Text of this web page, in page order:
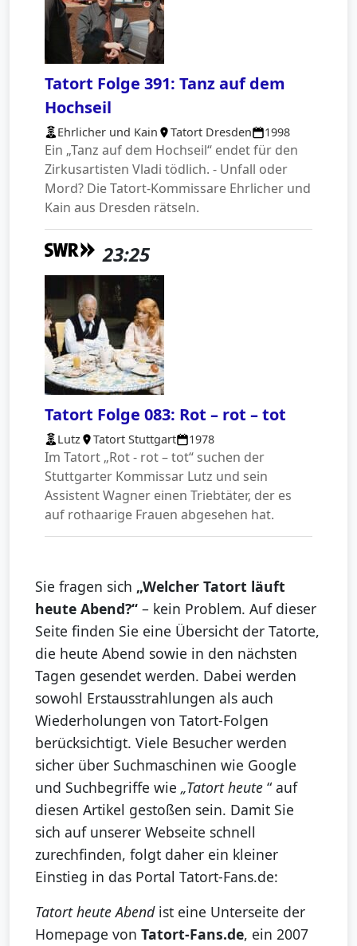
Tatort Folge 391: Tanz auf dem
Hochseil
Ehrlicher und Kain Tatort Dresden 1998
Ein „Tanz auf dem Hochseil“ endet für den
Zirkusartisten Vladi tödlich. - Unfall oder
Mord? Die Tatort-Kommissare Ehrlicher und
Kain aus Dresden rätseln.
23:25
Tatort Folge 083: Rot – rot – tot
Lutz Tatort Stuttgart 1978
Im Tatort „Rot - rot – tot“ suchen der
Stuttgarter Kommissar Lutz und sein
Assistent Wagner einen Triebtäter, der es
auf rothaarige Frauen abgesehen hat.
Sie fragen sich „Welcher Tatort läuft
heute Abend?“ – kein Problem. Auf dieser
Seite finden Sie eine Übersicht der Tatorte,
die heute Abend sowie in den nächsten
Tagen gesendet werden. Dabei werden
sowohl Erstausstrahlungen als auch
Wiederholungen von Tatort-Folgen
berücksichtigt. Viele Besucher werden
sicher über Suchmaschinen wie Google
und Suchbegriffe wie „Tatort heute “ auf
diesen Artikel gestoßen sein. Damit Sie
sich auf unserer Webseite schnell
zurechfinden, folgt daher ein kleiner
Einstieg in das Portal Tatort-Fans.de:
Tatort heute Abendist eine Unterseite der
Homepage von Tatort-Fans.de, ein 2007